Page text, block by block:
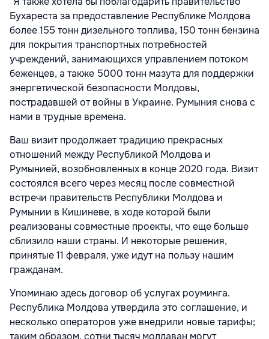
Бухареста за предоставление Республике Молдова
более 155 тонн дизельного топлива, 150 тонн бензина
для покрытия транспортных потребностей
учреждений, занимающихся управлением потоком
беженцев, а также 5000 тонн мазута для поддержки
энергетической безопасности Молдовы,
пострадавшей от войны в Украине. Румыния снова с
нами в трудные времена.
Ваш визит продолжает традицию прекрасных
отношений между Республикой Молдова и
Румынией, возобновленных в конце 2020 года. Визит
состоялся всего через месяц после совместной
встречи правительств Республики Молдова и
Румынии в Кишиневе, в ходе которой были
реализованы совместные проекты, что еще больше
сблизило наши страны. И некоторые решения,
принятые 11 февраля, уже идут на пользу нашим
гражданам.
Упоминаю здесь договор об услугах роуминга.
Республика Молдова утвердила это соглашение, и
несколько операторов уже внедрили новые тарифы;